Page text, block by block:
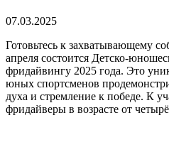
07.03.2025
Готовьтесь к захватывающему
апреля состоится Детско-
фридайвингу 2025 года. Это
юных спортсменов
духа и стремление к победе. К
фридайверы в возрасте от